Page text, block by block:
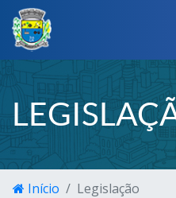
Início Legislação